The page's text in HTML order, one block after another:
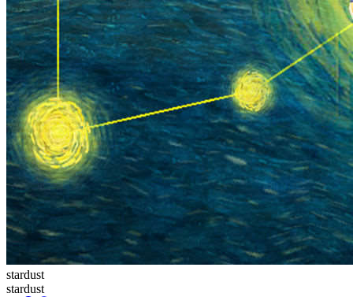
stardust
stardust